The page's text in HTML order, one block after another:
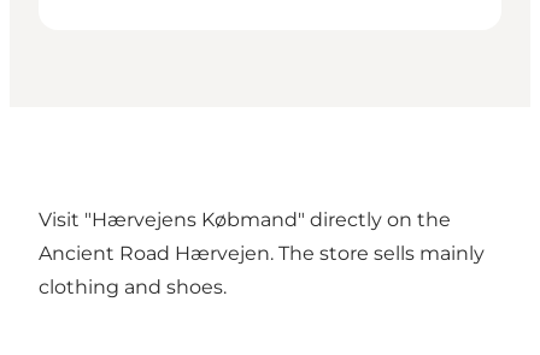
Visit "Hærvejens Købmand" directly on the
Ancient Road Hærvejen. The store sells mainly
clothing and shoes.